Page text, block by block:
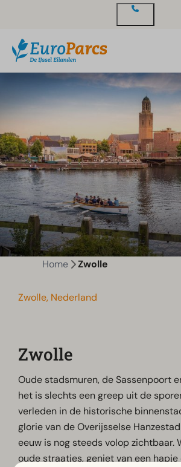
Home Zwolle
Zwolle, Nederland
Zwolle
Oude stadsmuren, de Sassenpoort
het is slechts een greep uit de
verleden in de historische
glorie van de Overijsselse
eeuw is nog steeds volop zichtbaar.
oude straatjes, geniet van een